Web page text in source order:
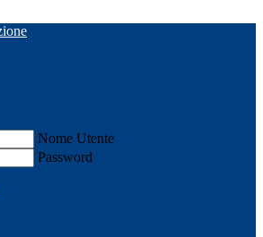
Nome Utente
Password